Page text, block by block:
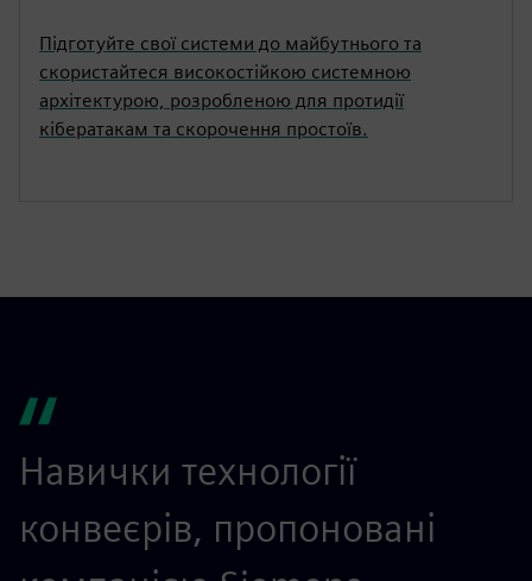
Підготуйте свої системи до майбутнього та
скористайтеся високостійкою системною
архітектурою, розробленою для протидії
кібератакам та скорочення простоїв.
Навички технології
конвеєрів, пропоновані